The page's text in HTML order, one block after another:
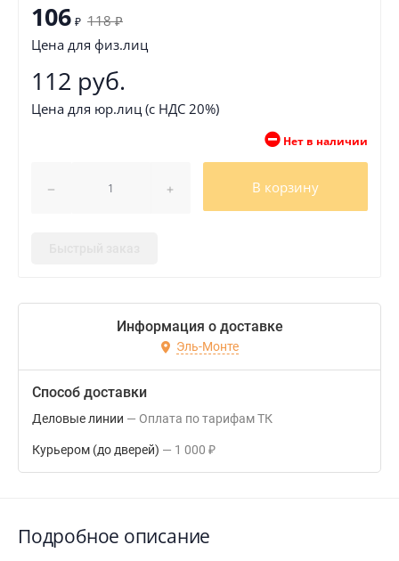
106 ₽ 118 ₽
Цена для физ.лиц
112 руб.
Цена для юр.лиц (с НДС 20%)
Нет в наличии
В корзину
Информация о доставке
Эль-Монте
Способ доставки
Деловые линии Оплата по тарифам ТК
Курьером (до дверей) 1 000 ₽
Подробное описание